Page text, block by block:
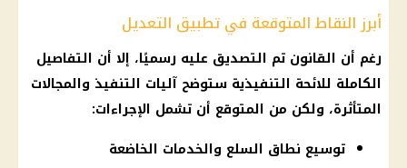
أبرز النقاط المتوقعة في تطبيق التعديل
رغم أن القانون تم التصديق عليه رسميًا، إلا أن التفاصيل
الكاملة للائحة التنفيذية ستوضح آليات التنفيذ والمجالات
المتأثرة، ولكن من المتوقع أن تشمل الإجراءات:
توسيع نطاق السلع والخدمات الخاضعة